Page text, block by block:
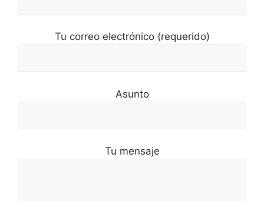
Tu correo electrónico (requerido)
Asunto
Tu mensaje